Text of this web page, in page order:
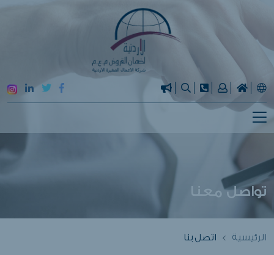
تواصل معنا
الرئيسية اتصل بنا